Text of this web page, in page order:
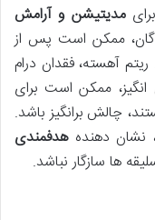
مدیتیشن و آرامش
ممکن است پس از
آهسته، فقدان درام
ممکن است برای
چالش برانگیز باشد.
نشان دهندههدفمندی
ها سازگار نباشد.